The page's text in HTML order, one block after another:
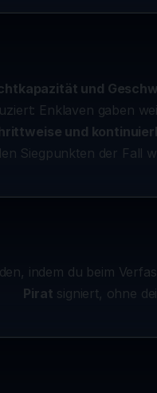
und
Enklaven gaben
und
Siegpunkten der Fall
indem du beim
Pirat signiert, ohne